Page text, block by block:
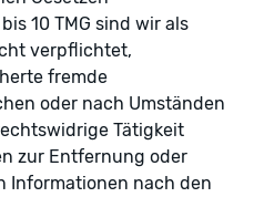
10 TMG sind wir als
verpflichtet,
fremde
oder nach Umständen
Tätigkeit
zur Entfernung oder
Informationen nach den